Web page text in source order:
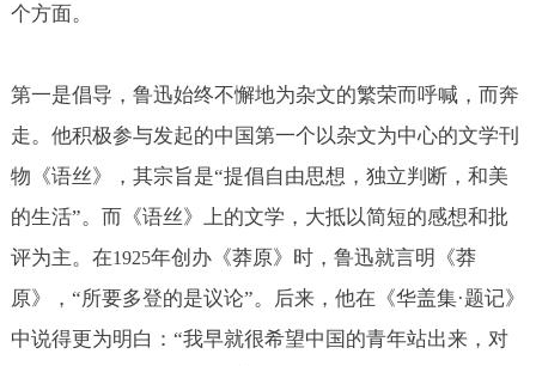
个方面。
第一是倡导，鲁迅始终不懈地为杂文的繁荣而呼喊，而奔
走。他积极参与发起的中国第一个以杂文为中心的文学刊
物《语丝》，其宗旨是“提倡自由思想，独立判断，和美
的生活”。而《语丝》上的文学，大抵以简短的感想和批
评为主。在1925年创办《莽原》时，鲁迅就言明《莽
原》，“所要多登的是议论”。后来，他在《华盖集·题记》
中说得更为明白：“我早就很希望中国的青年站出来，对